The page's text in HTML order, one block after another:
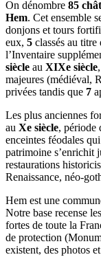
On dénombre 85
Hem. Cet ensemble
donjons et tours
eux, 5 classés au
l’Inventaire
siècle au XIXe siècle
majeures (médiéval,
privées tandis que 7
Les plus anciennes
au Xe siècle, période
enceintes féodales
patrimoine s’enrichit
restaurations
Renaissance, néo-
Hem est une
Notre base recense
fortes de toute la
de protection
existent, des photos